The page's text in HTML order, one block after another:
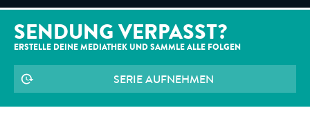
SENDUNG VERPASST?
ERSTELLE DEINE MEDIATHEK UND SAMMLE ALLE FOLGEN
SERIE AUFNEHMEN